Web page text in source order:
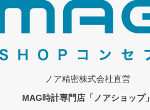
ノア精密株式会社直営
MAG時計専門店「ノアショップ」